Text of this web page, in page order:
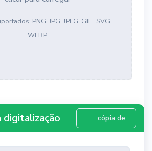
PNG, JPG, JPEG, GIF , SVG,
WEBP
cópia de